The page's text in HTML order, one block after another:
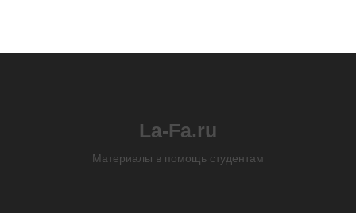
La-Fa.ru
Материалы в помощь студентам